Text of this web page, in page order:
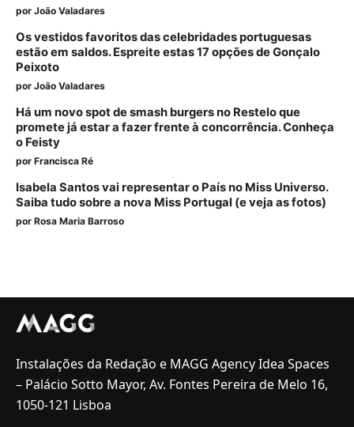
por João Valadares
Os vestidos favoritos das celebridades portuguesas
estão em saldos. Espreite estas 17 opções de Gonçalo
Peixoto
por João Valadares
Há um novo spot de smash burgers no Restelo que
promete já estar a fazer frente à concorrência. Conheça
o Feisty
por Francisca Ré
Isabela Santos vai representar o País no Miss Universo.
Saiba tudo sobre a nova Miss Portugal (e veja as fotos)
por Rosa Maria Barroso
Instalações da Redação e MAGG Agency Idea Spaces
– Palácio Sotto Mayor, Av. Fontes Pereira de Melo 16,
1050-121 Lisboa